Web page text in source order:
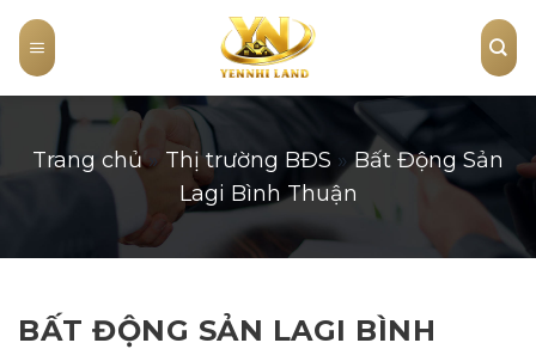
content
Trang chủ» Thị trường BĐS »Bất Động Sản
Lagi Bình Thuận
BẤT ĐỘNG SẢN LAGI BÌNH